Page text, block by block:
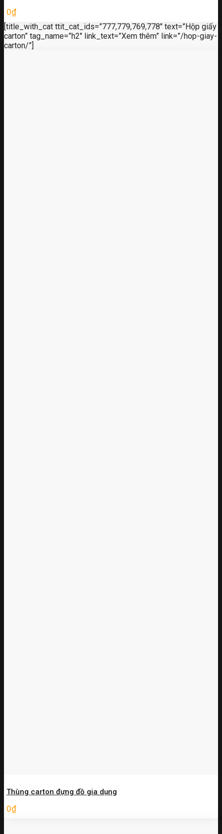
0₫
[title_with_cat ttit_cat_ids=”777,779,769,778″ text=”Hộp giấy
carton” tag_name=”h2″ link_text=”Xem thêm” link=”/hop-giay-
carton/”]
Thùng carton đựng đồ gia dụng
0₫